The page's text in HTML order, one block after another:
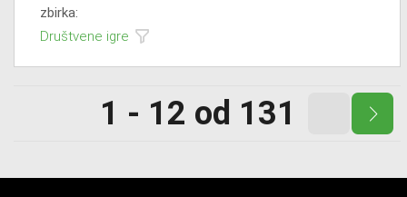
zbirka:
Društvene igre
1 - 12 od 131